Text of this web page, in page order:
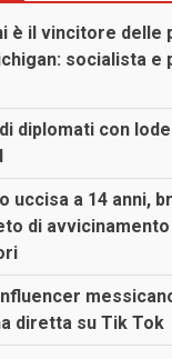
è il vincitore delle
socialista e
diplomati con
uccisa a 14 anni,
di
diretta su Tik Tok